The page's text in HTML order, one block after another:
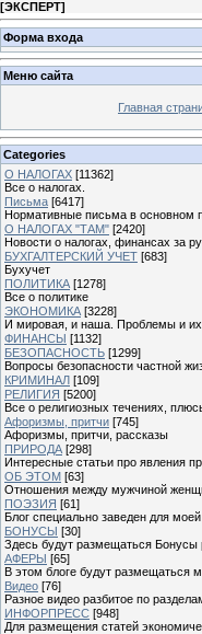
[ЭКСПЕРТ]
Форма входа
Меню сайта
Главная
Categories
О НАЛОГАХ [11362]
Все о налогах.
Письма [6417]
Нормативные письма в основном
О НАЛОГАХ "ТАМ" [2420]
Новости о налогах, финансах за
БУХГАЛТЕРСКИЙ УЧЕТ [683]
Бухучет
ПОЛИТИКА [1278]
Все о политике
ЭКОНОМИКА [3228]
И мировая, и наша. Проблемы и их
ФИНАНСЫ [1132]
БЕЗОПАСНОСТЬ [1299]
Вопросы безопасности частной
КРИМИНАЛ [109]
РЕЛИГИЯ [5200]
Все о религиозных течениях,
Афоризмы, притчи [745]
Афоризмы, притчи, рассказы
ПРИРОДА [298]
Интересные статьи про явления
ОБ ЭТОМ [63]
Отношения между мужчиной
ПОЭЗИЯ [61]
Блог специально заведен для
БОНУСЫ [30]
Здесь будут размещаться Бонусы
АФЕРЫ [65]
В этом блоге будут размещаться
Видео [76]
Разное видео разбитое по
ИНФОРПРЕСС [948]
Для размещения статей